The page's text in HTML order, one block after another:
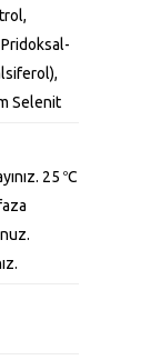
Pridoksal-
Selenit
25 oC